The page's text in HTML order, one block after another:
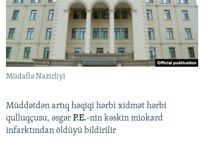
Müdafiə Nazirliyi
Müddətdən artıq həqiqi hərbi xidmət hərbi
qulluqçusu, əsgər P.E.-nin kəskin miokard
infarktından öldüyü bildirilir